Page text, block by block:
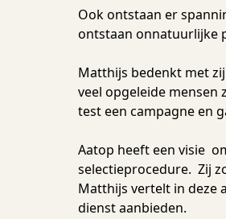
Ook ontstaan er
ontstaan onnatuurlijke
Matthijs bedenkt met
veel opgeleide mensen
test een campagne en
Aatop heeft een visie
selectieprocedure. Zij
Matthijs vertelt in deze
dienst aanbieden.